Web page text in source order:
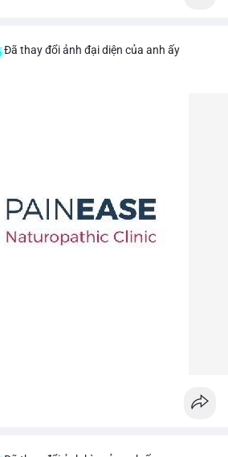
Đã thay đổi ảnh đại diện của anh ấy